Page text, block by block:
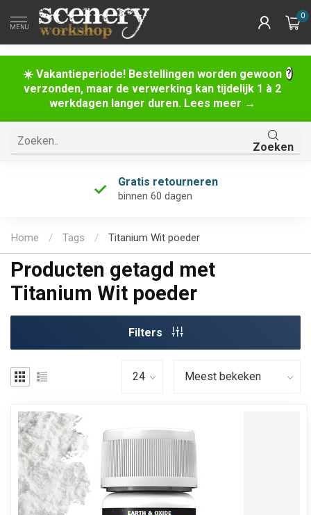
☀️ Vakantieperiode! Bestellingen worden gewoon
verzonden, maar de verwerking kan tijdelijk 1 à 2
werkdagen langer duren. Lees meer →
MENU
0
Zoeken
Gratis retourneren
binnen 60 dagen
Home / Tags / Titanium Wit poeder
Producten getagd met
Titanium Wit poeder
Filters